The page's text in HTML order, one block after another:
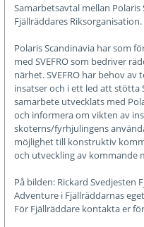
Samarbetsavtal mellan Polaris
Fjällräddares Riksorganisation.
Polaris Scandinavia har som
med SVEFRO som bedriver
närhet. SVEFRO har behov
insatser och i ett led att stötta
samarbete utvecklats med
och informera om vikten av
skoterns/fyrhjulingens
möjlighet till konstruktiv
och utveckling av kommande
På bilden: Rickard Svedjesten
Adventure i Fjällräddarnas
För Fjällräddare kontakta er